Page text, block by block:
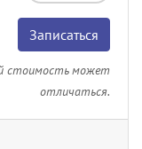
Записаться
стоимость может
отличаться.